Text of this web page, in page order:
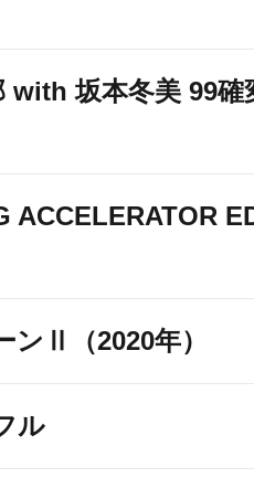
with 坂本冬美 99確
ACCELERATOR
ンⅡ（2020年）
ル